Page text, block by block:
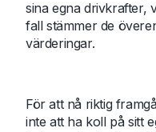
sina egna drivkrafter,
fall stämmer de
värderingar.
För att nå riktig
inte att ha koll på sitt